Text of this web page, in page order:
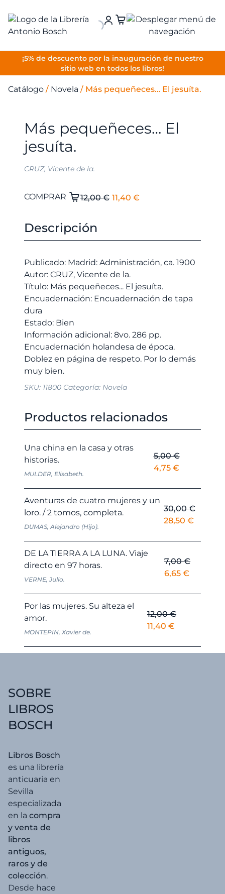
¡5% de descuento por la inauguración de nuestro
sitio web en todos los libros!
VOLVER
Catálogo / Novela / Más pequeñeces… El jesuíta.
Más pequeñeces… El
jesuíta.
CRUZ, Vicente de la.
12,00€ El
era:
11,40 €
es:
Más
jesuíta.
COMPRAR
Descripción
Publicado: Madrid: Administración, ca. 1900
Autor: CRUZ, Vicente de la.
Título: Más pequeñeces... El jesuíta.
Encuadernación: Encuadernación de tapa
dura
Estado: Bien
Información adicional: 8vo. 286 pp.
Encuadernación holandesa de época.
Doblez en página de respeto. Por lo demás
SKU: 11800 Categoría: Novela
Productos relacionados
Una china en la casa y otras
historias.
MULDER, Elisabeth.
5,00€
El
original
era:
5,00 €.
4,75 €El
actual
es:
4,75 €.
Aventuras de cuatro mujeres y un
loro. / 2 tomos, completa.
DUMAS, Alejandro (Hijo).
30,00€
El
original
era:
30,00 €.
28,50 €El
actual
DE LA TIERRA A LA LUNA. Viaje
directo en 97 horas.
VERNE, Julio.
7,00€
El
original
era:
7,00 €.
6,65€
actual
Por las mujeres. Su alteza el
amor.
MONTEPIN, Xavier de.
12,00€
El
original
11,40€
actual
SOBRE
LIBROS
BOSCH
Libros Bosch
es una librería
anticuaria en
Sevilla
especializada
en la compra
y venta de
libros
antiguos,
raros y de
colección.
Desde hace